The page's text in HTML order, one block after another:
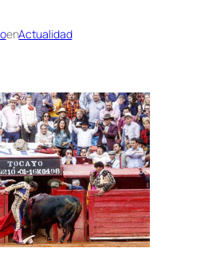
enActualidad